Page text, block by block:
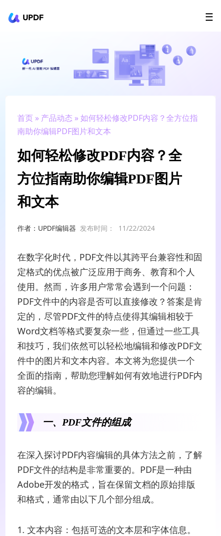
UPDF
AI Agents
政企采购
升级会员
首页 » 产品动态 » 如何轻松修改PDF内容？全方位指
南助你编辑PDF图片和文本
如何轻松修改PDF内容？全
方位指南助你编辑PDF图片
和文本
作者：UPDF编辑器 发布时间： 11/22/2024
在数字化时代，PDF文件以其跨平台兼容性和固
定格式的优点被广泛应用于商务、教育和个人
使用。然而，许多用户常常会遇到一个问题：
PDF文件中的内容是否可以直接修改？答案是肯
定的，尽管PDF文件的特点使得其编辑相较于
Word文档等格式要复杂一些，但通过一些工具
和技巧，我们依然可以轻松地编辑和修改PDF文
件中的图片和文本内容。本文将为您提供一个
全面的指南，帮助您理解如何有效地进行PDF内
容的编辑。
一、PDF文件的组成
在深入探讨PDF内容编辑的具体方法之前，了解
PDF文件的结构是非常重要的。PDF是一种由
Adobe开发的格式，旨在保留文档的原始排版
和格式，通常由以下几个部分组成。
1. 文本内容：包括可选的文本层和字体信息。